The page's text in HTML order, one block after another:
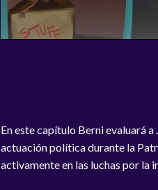
En este capítulo Berni evaluará
actuación política durante la
activamente en las luchas por la